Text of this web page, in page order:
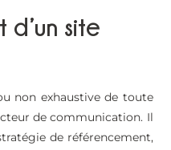
d’un site
non exhaustive de toute
de communication. Il
de référencement,